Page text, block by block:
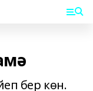
бер көн.